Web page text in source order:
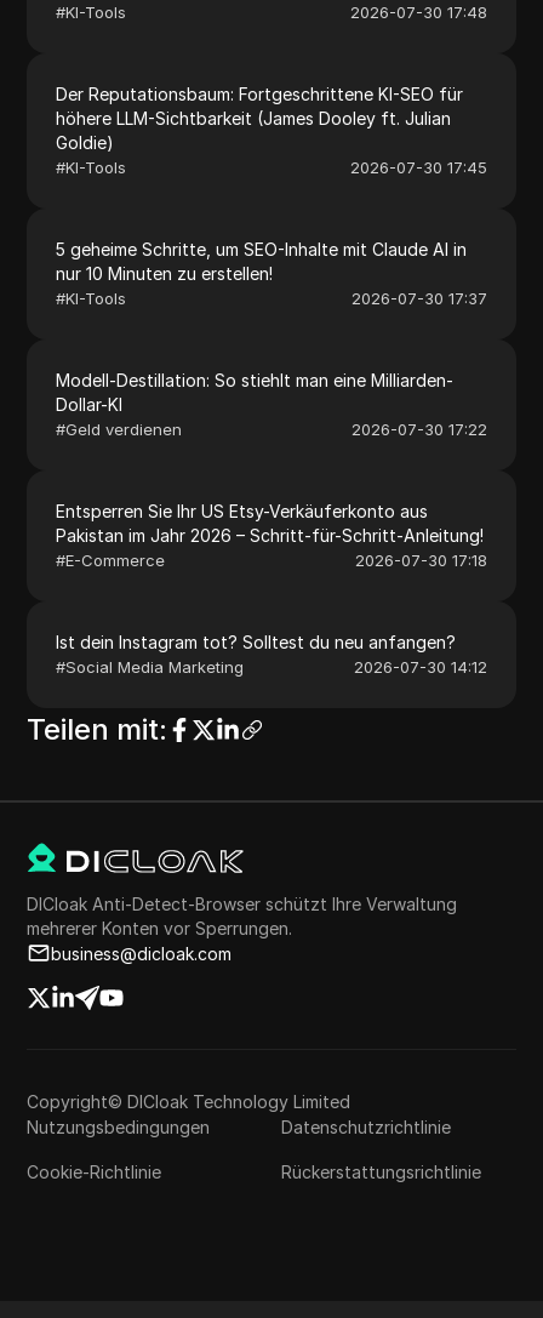
#KI-Tools 2026-07-30 17:48
Der Reputationsbaum: Fortgeschrittene KI-SEO für
höhere LLM-Sichtbarkeit (James Dooley ft. Julian
Goldie)
#KI-Tools 2026-07-30 17:45
5 geheime Schritte, um SEO-Inhalte mit Claude AI in
nur 10 Minuten zu erstellen!
#KI-Tools 2026-07-30 17:37
Modell-Destillation: So stiehlt man eine Milliarden-
Dollar-KI
#Geld verdienen 2026-07-30 17:22
Entsperren Sie Ihr US Etsy-Verkäuferkonto aus
Pakistan im Jahr 2026 – Schritt-für-Schritt-Anleitung!
#E-Commerce 2026-07-30 17:18
Ist dein Instagram tot? Solltest du neu anfangen?
#Social Media Marketing 2026-07-30 14:12
Teilen mit:
DICloak Anti-Detect-Browser schützt Ihre Verwaltung
mehrerer Konten vor Sperrungen.
business@dicloak.com
Copyright© DICloak Technology Limited
Nutzungsbedingungen
Datenschutzrichtlinie
Cookie-Richtlinie Rückerstattungsrichtlinie